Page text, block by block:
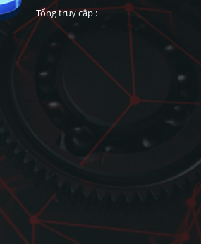
Tổng truy cập :